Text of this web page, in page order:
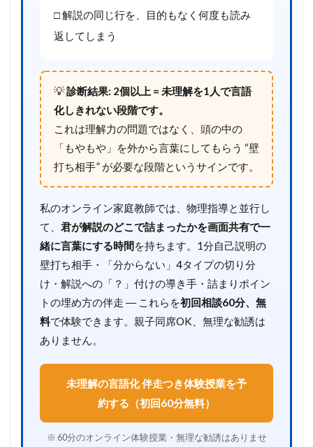
□ 解説の同じ行を、目的もなく何度も読み
返してしまう
💡診断結果: 2個以上 = 未理解を1人で言語
化しきれない段階です。
これは理解力の問題ではなく、頭の中の
「もやもや」を外から言葉にしてもらう “壁
打ち相手” が必要な段階というサインです。
私のオンライン家庭教師では、物理指導と並行し
て、 君が解説のどこで詰まったかを画面共有で一
緒に言葉にする時間を持ちます。1分自己説明の
壁打ち相手・「分からない」4タイプの切り分
け・解説への「？」付けの導き手・詰まりポイン
トの埋め方の伴走 ― これらを初回相談60分、無
料で体験できます。親子同席OK、無理な勧誘は
ありません。
未理解の言語化 伴走つき体験授業を予
約する（初回60分無料）
※ 60分のオンライン体験授業・無理な勧誘はありませ